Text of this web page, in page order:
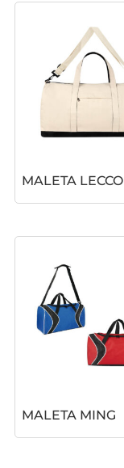
MALETA LECCO
MALETA MING